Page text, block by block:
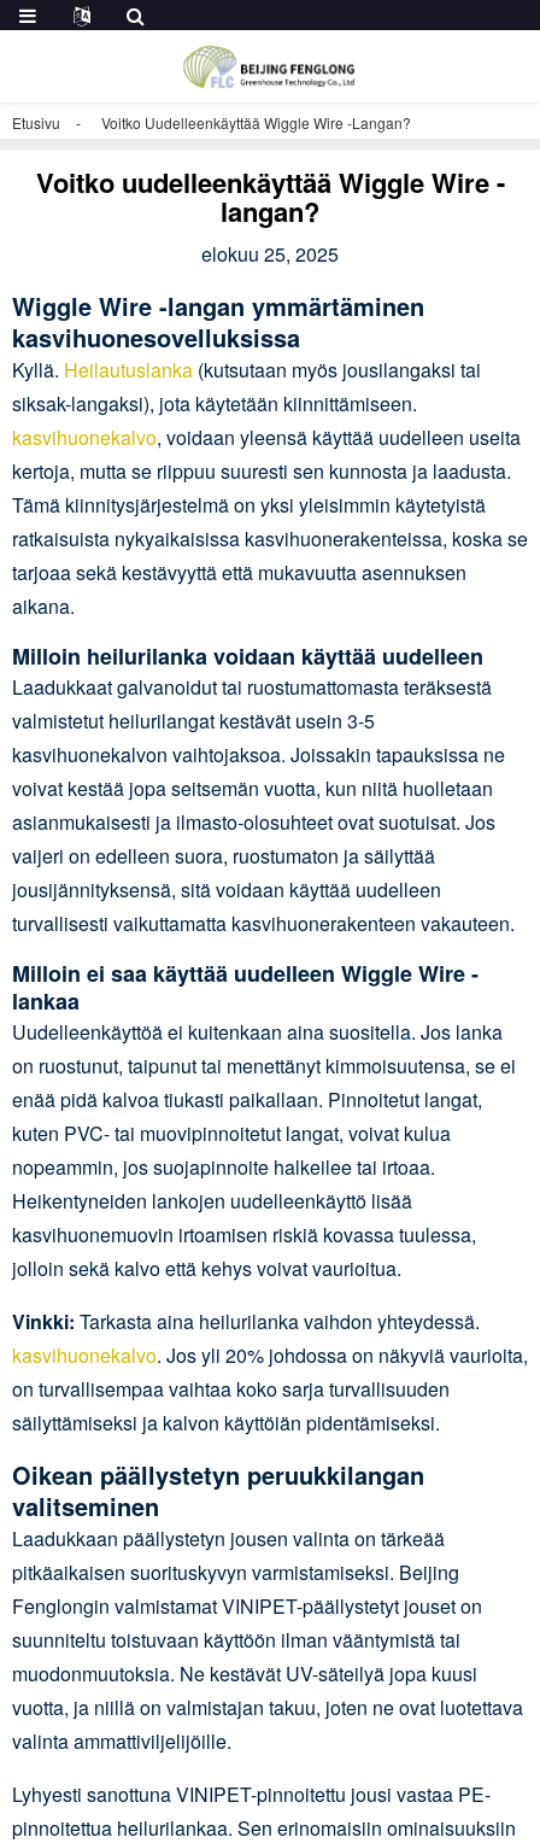
Etusivu Voitko Uudelleenkäyttää Wiggle Wire -langan?
Voitko uudelleenkäyttää Wiggle Wire -
langan?
elokuu 25, 2025
Wiggle Wire -langan ymmärtäminen
kasvihuonesovelluksissa
Kyllä. Heilautuslanka (kutsutaan myös jousilangaksi tai
siksak-langaksi), jota käytetään kiinnittämiseen.
kasvihuonekalvo, voidaan yleensä käyttää uudelleen useita
kertoja, mutta se riippuu suuresti sen kunnosta ja laadusta.
Tämä kiinnitysjärjestelmä on yksi yleisimmin käytetyistä
ratkaisuista nykyaikaisissa kasvihuonerakenteissa, koska se
tarjoaa sekä kestävyyttä että mukavuutta asennuksen
aikana.
Milloin heilurilanka voidaan käyttää uudelleen
Laadukkaat galvanoidut tai ruostumattomasta teräksestä
valmistetut heilurilangat kestävät usein 3-5
kasvihuonekalvon vaihtojaksoa. Joissakin tapauksissa ne
voivat kestää jopa seitsemän vuotta, kun niitä huolletaan
asianmukaisesti ja ilmasto-olosuhteet ovat suotuisat. Jos
vaijeri on edelleen suora, ruostumaton ja säilyttää
jousijännityksensä, sitä voidaan käyttää uudelleen
turvallisesti vaikuttamatta kasvihuonerakenteen vakauteen.
Milloin ei saa käyttää uudelleen Wiggle Wire -
lankaa
Uudelleenkäyttöä ei kuitenkaan aina suositella. Jos lanka
on ruostunut, taipunut tai menettänyt kimmoisuutensa, se ei
enää pidä kalvoa tiukasti paikallaan. Pinnoitetut langat,
kuten PVC- tai muovipinnoitetut langat, voivat kulua
nopeammin, jos suojapinnoite halkeilee tai irtoaa.
Heikentyneiden lankojen uudelleenkäyttö lisää
kasvihuonemuovin irtoamisen riskiä kovassa tuulessa,
jolloin sekä kalvo että kehys voivat vaurioitua.
Vinkki: Tarkasta aina heilurilanka vaihdon yhteydessä.
kasvihuonekalvo. Jos yli 20% johdossa on näkyviä vaurioita,
on turvallisempaa vaihtaa koko sarja turvallisuuden
säilyttämiseksi ja kalvon käyttöiän pidentämiseksi.
Oikean päällystetyn peruukkilangan
valitseminen
Laadukkaan päällystetyn jousen valinta on tärkeää
pitkäaikaisen suorituskyvyn varmistamiseksi. Beijing
Fenglongin valmistamat VINIPET-päällystetyt jouset on
suunniteltu toistuvaan käyttöön ilman vääntymistä tai
muodonmuutoksia. Ne kestävät UV-säteilyä jopa kuusi
vuotta, ja niillä on valmistajan takuu, joten ne ovat luotettava
valinta ammattiviljelijöille.
Lyhyesti sanottuna VINIPET-pinnoitettu jousi vastaa PE-
pinnoitettua heilurilankaa. Sen erinomaisiin ominaisuuksiin